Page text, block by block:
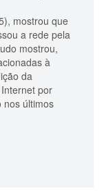
mostrou que
a rede pela
mostrou,
à
da
por
nos últimos